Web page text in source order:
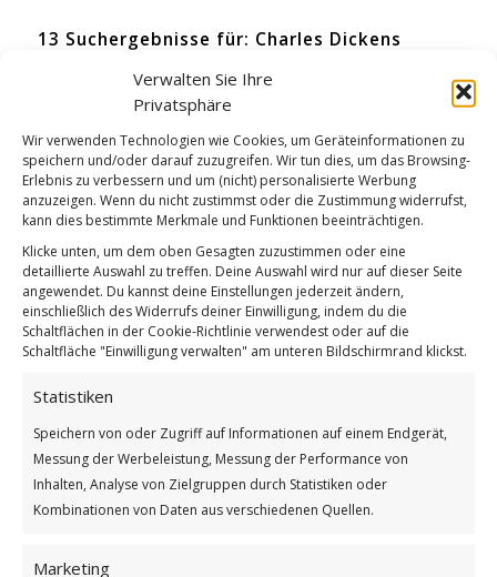
Verwalten Sie Ihre
Privatsphäre
Wir verwenden Technologien wie Cookies, um Geräteinformationen zu
speichern und/oder darauf zuzugreifen. Wir tun dies, um das Browsing-
Erlebnis zu verbessern und um (nicht) personalisierte Werbung
anzuzeigen. Wenn du nicht zustimmst oder die Zustimmung widerrufst,
kann dies bestimmte Merkmale und Funktionen beeinträchtigen.
Klicke unten, um dem oben Gesagten zuzustimmen oder eine
detaillierte Auswahl zu treffen. Deine Auswahl wird nur auf dieser Seite
angewendet. Du kannst deine Einstellungen jederzeit ändern,
einschließlich des Widerrufs deiner Einwilligung, indem du die
Schaltflächen in der Cookie-Richtlinie verwendest oder auf die
Schaltfläche "Einwilligung verwalten" am unteren Bildschirmrand klickst.
Statistiken
Speichern von oder Zugriff auf Informationen auf einem Endgerät,
Messung der Werbeleistung, Messung der Performance von
Inhalten, Analyse von Zielgruppen durch Statistiken oder
Kombinationen von Daten aus verschiedenen Quellen.
Marketing
13 Suchergebnisse für: Charles Dickens
Geschichten
5. JUNI 2023 VON GÜNTER
Wachsende Sammlung ausgewählter Geschichten
12
Komm mit ins
Weihnachtswunderland
6. NOVEMBER 2022 / VON BETTINA
13
Weihnachten in Wichtel-